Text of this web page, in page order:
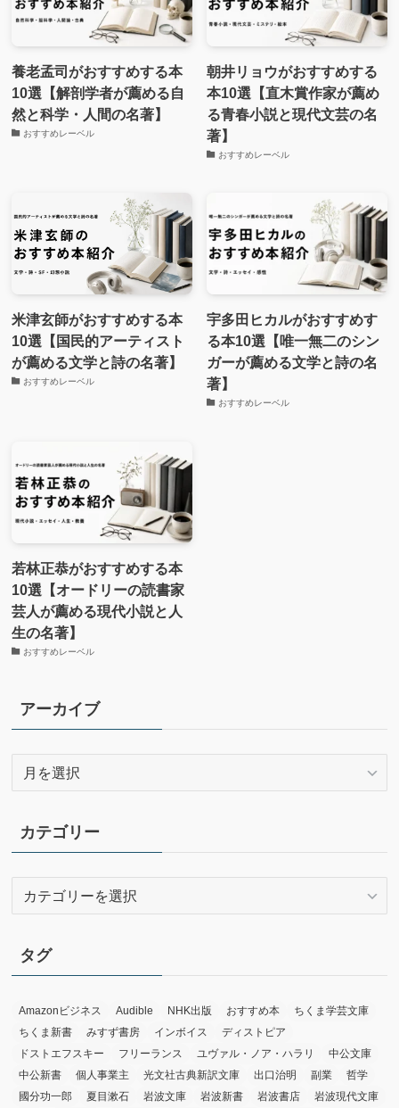
養老孟司がおすすめする本
10選【解剖学者が薦める自
然と科学・人間の名著】
おすすめレーベル
朝井リョウがおすすめする
本10選【直木賞作家が薦め
る青春小説と現代文芸の名
著】
おすすめレーベル
米津玄師がおすすめする本
10選【国民的アーティスト
が薦める文学と詩の名著】
おすすめレーベル
宇多田ヒカルがおすすめす
る本10選【唯一無二のシン
ガーが薦める文学と詩の名
著】
おすすめレーベル
若林正恭がおすすめする本
10選【オードリーの読書家
芸人が薦める現代小説と人
生の名著】
おすすめレーベル
アーカイブ
イ
ブ
カテゴリー
リ
ー
タグ
Amazonビジネス Audible NHK出版 おすすめ本
ちくま学芸文庫
ちくま新書
みすず書房 インボイス
ディストピア
ドストエフスキー
フリーランス ユヴァル・ノア・ハラリ
中公文庫
中公新書
個人事業主 光文社古典新訳文庫 出口治明 副業
哲学
國分功一郎
夏目漱石 岩波文庫 岩波新書 岩波書店 岩波現代文庫